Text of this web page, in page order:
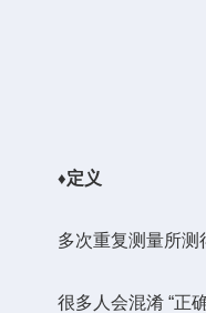
♦定义
多次重复测量所测得
很多人会混淆 “正确